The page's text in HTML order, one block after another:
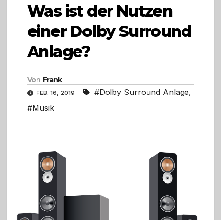
Was ist der Nutzen
einer Dolby Surround
Anlage?
Von Frank
FEB. 16, 2019 #Dolby Surround Anlage,
#Musik